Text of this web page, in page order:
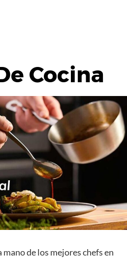
Cocina
de los mejores chefs en